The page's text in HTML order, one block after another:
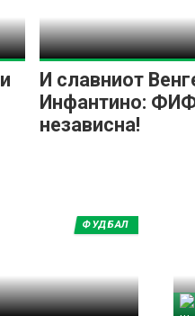
И славниот
Инфантино:
независна!
ФУДБАЛ